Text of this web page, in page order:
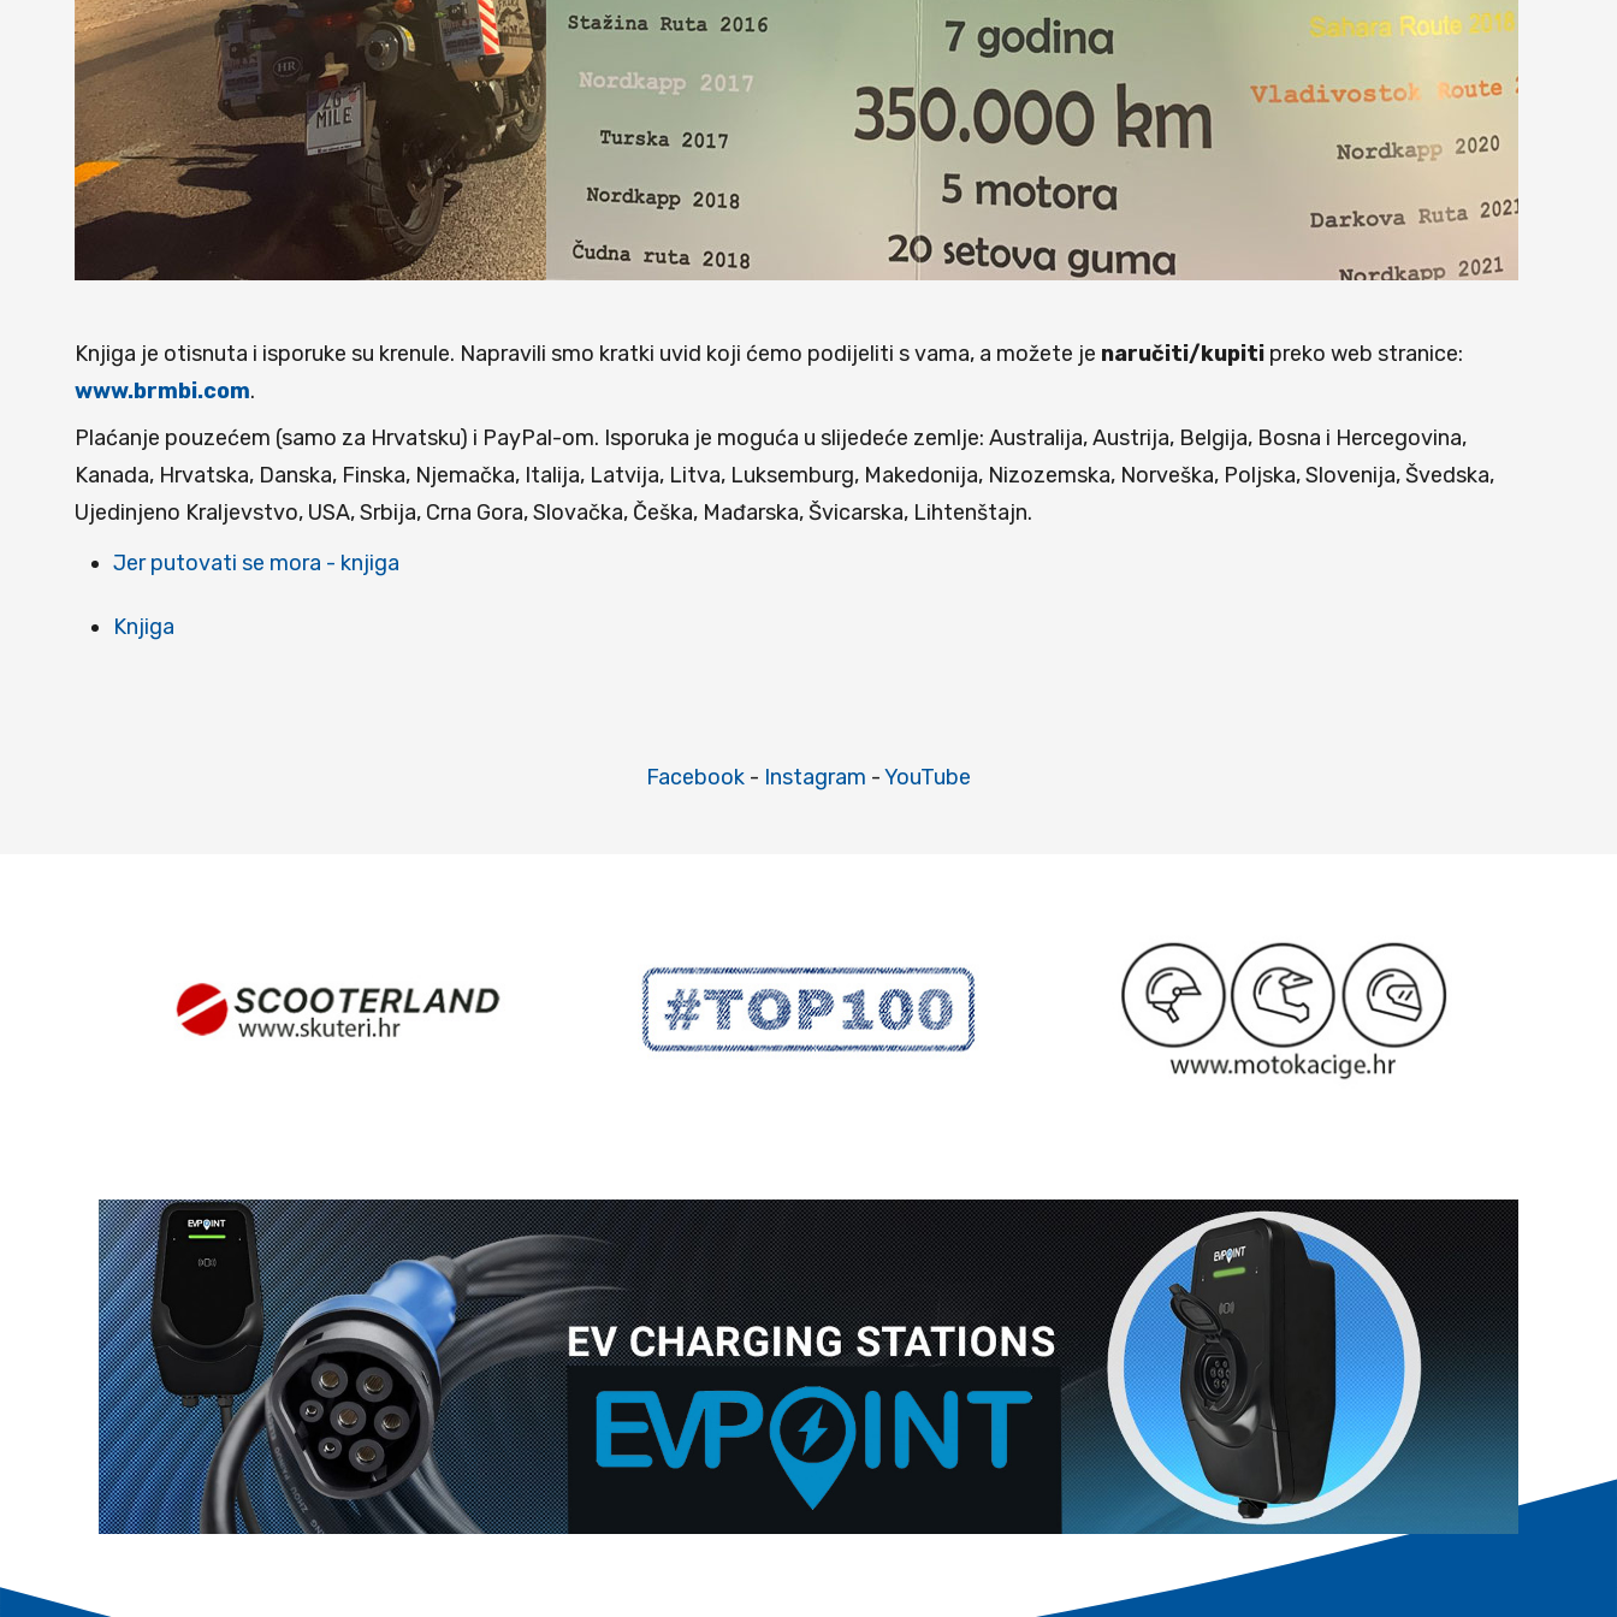
Knjiga je otisnuta i isporuke su krenule. Napravili smo kratki uvid koji ćemo podijeliti s vama, a možete je naručiti/kupiti preko web stranice:
www.brmbi.com.
Plaćanje pouzećem (samo za Hrvatsku) i PayPal-om. Isporuka je moguća u slijedeće zemlje: Australija, Austrija, Belgija, Bosna i Hercegovina,
Kanada, Hrvatska, Danska, Finska, Njemačka, Italija, Latvija, Litva, Luksemburg, Makedonija, Nizozemska, Norveška, Poljska, Slovenija, Švedska,
Ujedinjeno Kraljevstvo, USA, Srbija, Crna Gora, Slovačka, Češka, Mađarska, Švicarska, Lihtenštajn.
Jer putovati se mora - knjiga
Knjiga
Facebook - Instagram -YouTube